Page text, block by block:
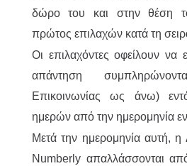
δώρο του και στην θέση
πρώτος επιλαχών κατά τη
Οι επιλαχόντες οφείλουν να
απάντηση
Επικοινωνίας ως άνω)
ημερών από την ημερομηνία
Μετά την ημερομηνία αυτή, η
Numberly απαλλάσσονται